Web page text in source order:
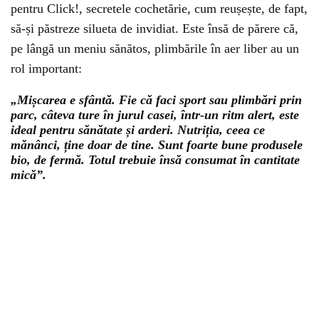
pentru Click!, secretele cochetărie, cum reușește, de fapt,
să-și păstreze silueta de invidiat. Este însă de părere că,
pe lângă un meniu sănătos, plimbările în aer liber au un
rol important:
„Mișcarea e sfântă. Fie că faci sport sau plimbări prin
parc, câteva ture în jurul casei, într-un ritm alert, este
ideal pentru sănătate și arderi. Nutriția, ceea ce
mănânci, ține doar de tine. Sunt foarte bune produsele
bio, de fermă. Totul trebuie însă consumat în cantitate
mică”.